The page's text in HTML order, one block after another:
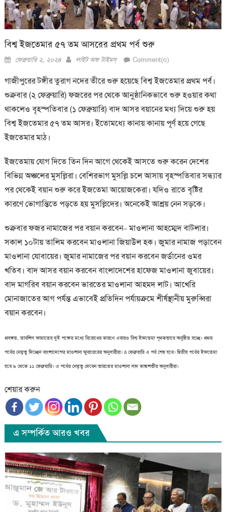
বিশ্ব ইজতেমার ৫৭ তম আসরের প্রথম পর্ব শুরু
Posted
ফেব্রুয়ারি ২, ২০২৪ Author
লাইট অফ টাইমস্ Comment(০)
গাজীপুরের টঙ্গীর তুরাগ নদের তীরে শুরু হয়েছে বিশ্ব ইজতেমার প্রথম পর্ব।
শুক্রবার (২ ফেব্রুয়ারি) ফজরের পর থেকে আনুষ্ঠানিকভাবে শুরু হওয়ার কথা
থাকলেও বৃহস্পতিবার (১ ফেব্রুয়ারি) বাদ আসর বয়ানের মধ্য দিয়ে শুরু হয়
বিশ্ব ইজতেমার ৫৭ তম আসর। ইতোমধ্যে কানায় কানায় পূর্ণ হয়ে গেছে
ইজতেমার মাঠ।
ইজতেমায় যোগ দিতে তিন দিন আগে থেকেই আসতে শুরু করেন দেশের
বিভিন্ন অঞ্চলের মুসল্লিরা। বেশিরভাগ মুসল্লি চলে আসায় বৃহস্পতিবার সন্ধ্যার
পর থেকেই বয়ান শুরু করে ইজতেমা আয়োজকেরা। যদিও রাতে বৃষ্টির
কারণে ভোগান্তিতে পড়তে হয় মুসল্লিদের। অনেকেই আশ্রয় নেন সড়কে।
শুক্রবার ফজর নামাজের পর বয়ান করবেন– মাওলানা আহম্মেদ বাটলার।
সকাল ১০টায় তালিম করবেন মাওলানা জিয়াউল হক। জুমার নামাজ পড়াবেন
মাওলানা যোবায়ের। জুমার নামাজের পর বয়ান করবেন জর্ডানের ওমর
খতিব। বাদ আসর বয়ান করবেন বাংলাদেশের হাফেজ মাওলানা জুবায়ের।
বাদ মাগরিব বয়ান করবেন ভারতের মাওলানা আহমদ লাট। আখেরি
মোনাজাতের আগ পর্যন্ত এভাবেই প্রতিদিন পর্যায়ক্রমে শীর্ষস্থানীয় মুরুব্বিরা
বয়ান করবেন।
প্রসঙ্গত, তাবলিগ জামাতের দুই পক্ষের মধ্যে বিরোধের কারণে এবারও বিশ্ব ইজতেমা পৃথকভাবে অনুষ্ঠিত হচ্ছে। প্রথম
পর্বের নেতৃত্ব দিচ্ছেন বাংলাদেশের মাওলানা জুবায়েরের অনুসারীরা। ৪ ফেব্রুয়ারি এ পর্ব শেষ হবে। দ্বিতীয় পর্বের ইজতেমা
হবে ৯ থেকে ১১ ফেব্রুয়ারি। এ পর্বের নেতৃত্ব দেবেন ভারতের মাওলানা সাদ কান্ধলভীর অনুসারীরা।
শেয়ার করুন
এ সম্পর্কিত আরও খবর